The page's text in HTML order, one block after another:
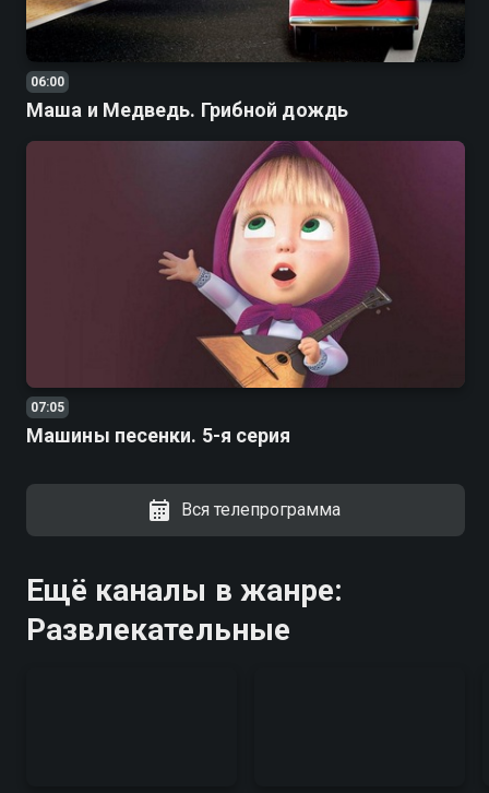
06:00
Маша и Медведь. Грибной дождь
07:05
Машины песенки. 5-я серия
Вся телепрограмма
Ещё каналы в жанре:
Развлекательные